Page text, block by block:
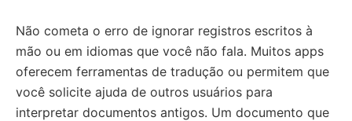
Não cometa o erro de ignorar registros escritos à
mão ou em idiomas que você não fala. Muitos apps
oferecem ferramentas de tradução ou permitem que
você solicite ajuda de outros usuários para
interpretar documentos antigos. Um documento que